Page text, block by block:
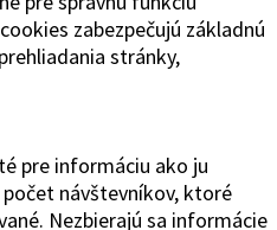
zabezpečujú základnú
stránky,
pre informáciu ako ju
návštevníkov, ktoré
Nezbierajú sa informácie